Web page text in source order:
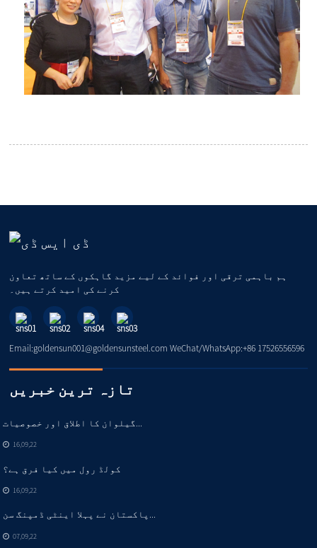
ہم باہمی ترقی اور فوائد کے لیے مزید گاہکوں کے ساتھ تعاون
کرنے کی امید کرتے ہیں۔
Email:goldensun001@goldensunsteel.com WeChat/WhatsApp:+86 17526556596
تازہ ترین خبریں
گیلوان کا اطلاق اور خصوصیات...
16,09,22
کولڈ رول میں کیا فرق ہے؟
16,09,22
پاکستان نے پہلا اینٹی ڈمپنگ سن...
07,09,22